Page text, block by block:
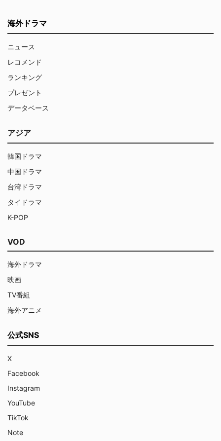
海外ドラマ
ニュース
レコメンド
ランキング
プレゼント
データベース
アジア
韓国ドラマ
中国ドラマ
台湾ドラマ
タイドラマ
K-POP
VOD
海外ドラマ
映画
TV番組
海外アニメ
公式SNS
X
Facebook
Instagram
YouTube
TikTok
Note